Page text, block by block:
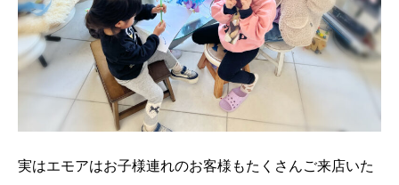
実はエモアはお子様連れのお客様もたくさんご来店いた